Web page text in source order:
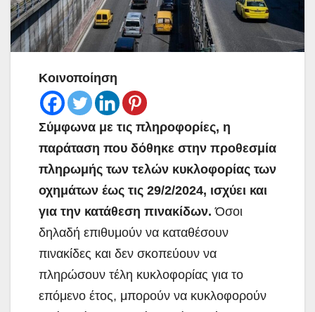
Κοινοποίηση
Σύμφωνα με τις πληροφορίες, η
παράταση που δόθηκε στην προθεσμία
πληρωμής των τελών κυκλοφορίας των
οχημάτων έως τις 29/2/2024, ισχύει και
για την κατάθεση πινακίδων. Όσοι
δηλαδή επιθυμούν να καταθέσουν
πινακίδες και δεν σκοπεύουν να
πληρώσουν τέλη κυκλοφορίας για το
επόμενο έτος, μπορούν να κυκλοφορούν